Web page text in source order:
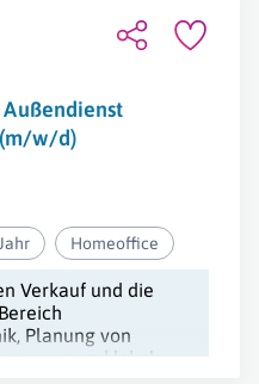
w/d)
Homeoffice
Verkauf und die
Planung von
und lokale